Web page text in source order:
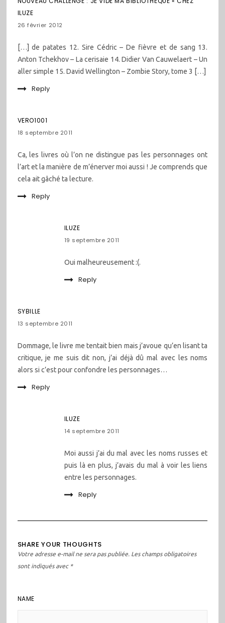
ILUZE
26 février 2012
[…] de patates 12. Sire Cédric – De fièvre et de sang 13.
Anton Tchekhov – La cerisaie 14. Didier Van Cauwelaert – Un
aller simple 15. David Wellington – Zombie Story, tome 3 […]
Reply
VERO1001
18 septembre 2011
Ca, les livres où l’on ne distingue pas les personnages ont
l’art et la manière de m’énerver moi aussi ! Je comprends que
cela ait gâché ta lecture.
Reply
ILUZE
19 septembre 2011
Oui malheureusement :(.
Reply
SYBILLE
13 septembre 2011
Dommage, le livre me tentait bien mais j’avoue qu’en lisant ta
critique, je me suis dit non, j’ai déjà dû mal avec les noms
alors si c’est pour confondre les personnages…
Reply
ILUZE
14 septembre 2011
Moi aussi j’ai du mal avec les noms russes et
puis là en plus, j’avais du mal à voir les liens
entre les personnages.
Reply
SHARE YOUR THOUGHTS
Votre adresse e-mail ne sera pas publiée. Les champs obligatoires
sont indiqués avec *
NAME